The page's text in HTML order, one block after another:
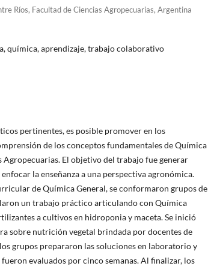
Ríos, Facultad de Ciencias Agropecuarias, Argentina
química, aprendizaje, trabajo colaborativo
pertinentes, es posible promover en los
de los conceptos fundamentales de Química
Agropecuarias. El objetivo del trabajo fue generar
la enseñanza a una perspectiva agronómica.
de Química General, se conformaron grupos de
un trabajo práctico articulando con Química
a cultivos en hidroponia y maceta. Se inició
sobre nutrición vegetal brindada por docentes de
grupos prepararon las soluciones en laboratorio y
evaluados por cinco semanas. Al finalizar, los